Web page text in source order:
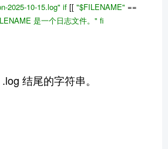
2025-10-15.log" if [[ "$FILENAME" ==
是一个日志文件。" fi
结尾的字符串。